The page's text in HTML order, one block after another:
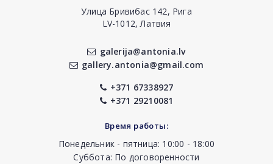
Улица Бривибас 142, Рига
LV-1012, Латвия
galerija@antonia.lv
gallery.antonia@gmail.com
+371 67338927
+371 29210081
Время работы:
Понедельник - пятница: 10:00 - 18:00
Суббота: По договоренности